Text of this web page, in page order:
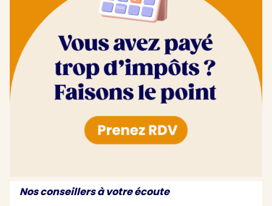
Nos conseillers à votre écoute